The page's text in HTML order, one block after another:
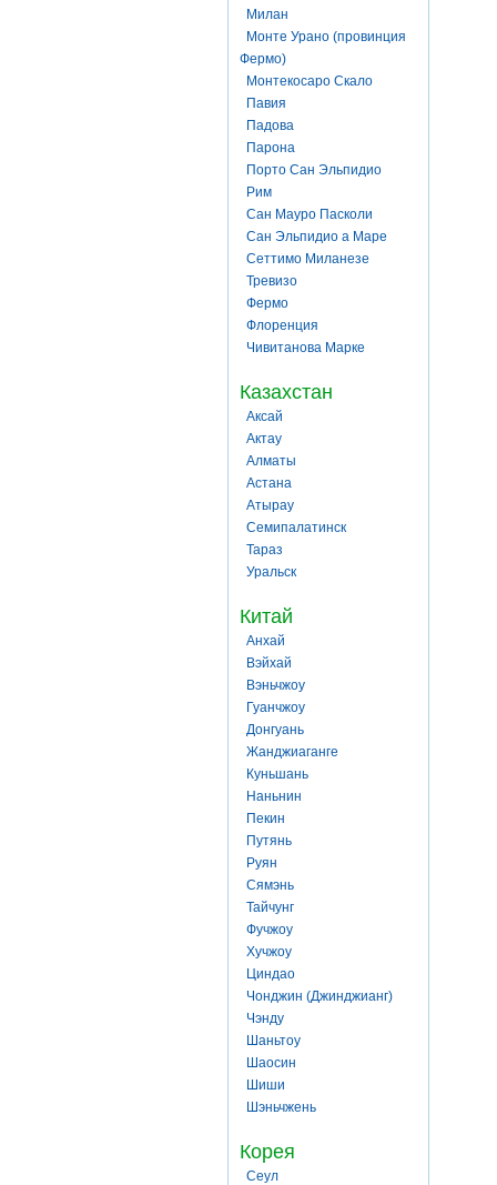
Милан
Монте Урано (провинция
Фермо)
Монтекосаро Скало
Павия
Падова
Парона
Порто Сан Эльпидио
Рим
Сан Мауро Пасколи
Сан Эльпидио а Маре
Сеттимо Миланезе
Тревизо
Фермо
Флоренция
Чивитанова Марке
Казахстан
Аксай
Актау
Алматы
Астана
Атырау
Семипалатинск
Тараз
Уральск
Китай
Анхай
Вэйхай
Вэньчжоу
Гуанчжоу
Донгуань
Жанджиаганге
Куньшань
Наньнин
Пекин
Путянь
Руян
Сямэнь
Тайчунг
Фучжоу
Хучжоу
Циндао
Чонджин (Джинджианг)
Чэнду
Шаньтоу
Шаосин
Шиши
Шэньчжень
Корея
Сеул